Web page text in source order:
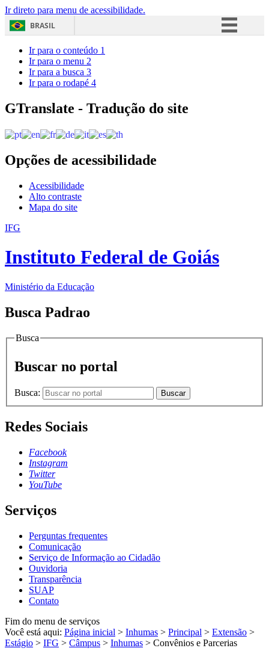
Ir direto para menu de acessibilidade.
BRASIL
Acesso à informação
Ir para o conteúdo 1
Ir para o menu 2
Ir para a busca 3
Ir para o rodapé 4
GTranslate - Tradução do site
Opções de acessibilidade
Acessibilidade
Alto contraste
Mapa do site
IFG
Instituto Federal de Goiás
Ministério da Educação
Busca Padrao
Busca
Buscar no portal
Busca: Buscar
Redes Sociais
Facebook
Instagram
Twitter
YouTube
Serviços
Perguntas frequentes
Comunicação
Serviço de Informação ao Cidadão
Ouvidoria
Transparência
SUAP
Contato
Fim do menu de serviços
Você está aqui: Página inicial > Inhumas > Principal > Extensão >
Estágio > IFG > Câmpus > Inhumas > Convênios e Parcerias